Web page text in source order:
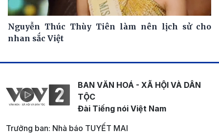
Nguyễn Thúc Thùy Tiên làm nên lịch sử cho
nhan sắc Việt
BAN VĂN HOÁ - XÃ HỘI VÀ DÂN
TỘC
Đài Tiếng nói Việt Nam
Trưởng ban: Nhà báo TUYẾT MAI